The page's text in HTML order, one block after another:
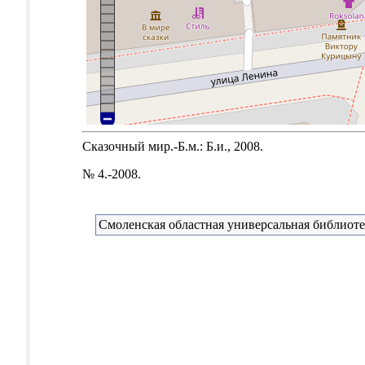
Сказочный мир.-Б.м.: Б.и., 2008.
№ 4.-2008.
Смоленская областная универсальная